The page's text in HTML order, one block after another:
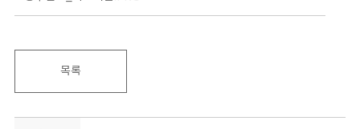
목록